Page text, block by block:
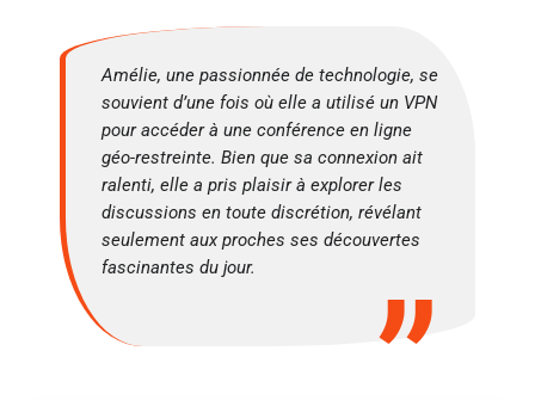
Amélie, une passionnée de technologie, se
souvient d’une fois où elle a utilisé un VPN
pour accéder à une conférence en ligne
géo-restreinte. Bien que sa connexion ait
ralenti, elle a pris plaisir à explorer les
discussions en toute discrétion, révélant
seulement aux proches ses découvertes
fascinantes du jour.